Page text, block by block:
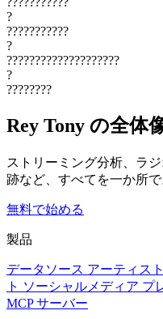
?
???????????
?
????????????????????
?
????????
Rey Tony の全体
ストリーミング分析、ラ
跡など、すべてを一か所で
無料で始める
製品
データソース アーティス
ト ソーシャルメディア プ
MCP サーバー